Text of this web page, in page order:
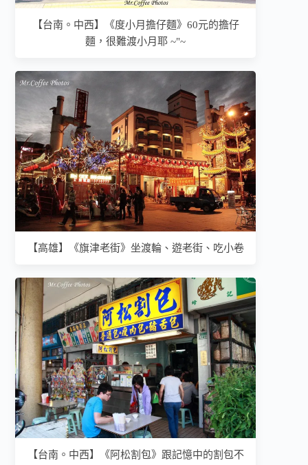
【台南。中西】《度小月擔仔麵》60元的擔仔
麵，很難渡小月耶 ~"~
【高雄】《旗津老街》坐渡輪、遊老街、吃小卷
【台南。中西】《阿松割包》跟記憶中的割包不